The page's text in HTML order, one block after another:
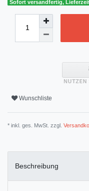
Sofort versandfertig,
Wunschliste
* inkl. ges. MwSt. zzgl.
Beschreibung